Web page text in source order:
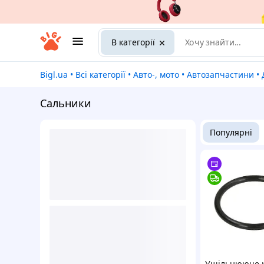
В категорії
Bigl.ua • Всі категорії • Авто-, мото • Автозапчастини •
Сальники
Популярні